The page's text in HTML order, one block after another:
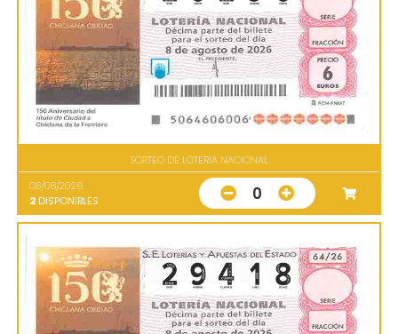
SORTEO DE LOTERIA NACIONAL
08/08/2026
2 DISPONIBLES 0